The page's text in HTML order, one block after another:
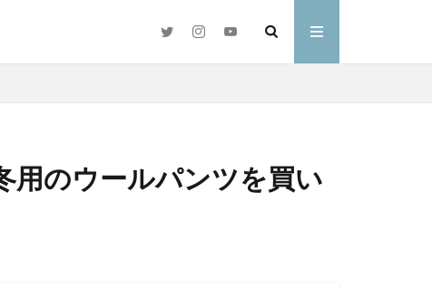
用のウールパンツを買い